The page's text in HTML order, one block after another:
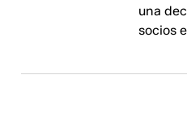
una
socios